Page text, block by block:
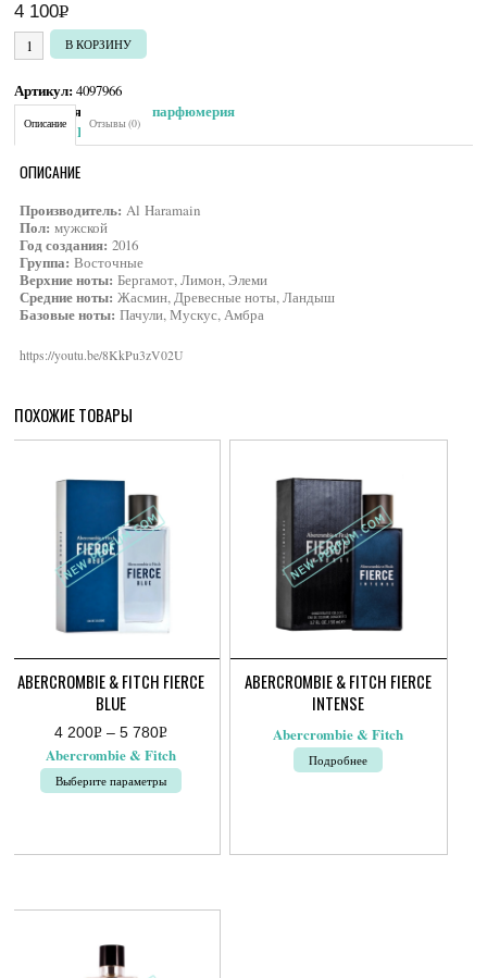
4 100Р
УБ.
Количество товара Al Haramain L`aventure
В КОРЗИНУ
Артикул:4097966
Категория:
Мужская парфюмерия
Brand:Al Haramain
Описание Отзывы (0)
ОПИСАНИЕ
Производитель: Al Haramain
Пол: мужской
Год создания: 2016
Группа: Восточные
Верхние ноты: Бергамот, Лимон, Элеми
Средние ноты: Жасмин, Древесные ноты, Ландыш
Базовые ноты:Пачули, Мускус, Амбра
https://youtu.be/8KkPu3zV02U
ПОХОЖИЕ ТОВАРЫ
ABERCROMBIE & FITCH FIERCE
BLUE
4 200Р
УБ.
– 5 780Р
УБ.
Диапазон
200руб.
Abercrombie & Fitch
Выберите параметры
имеет
Опции
ABERCROMBIE & FITCH FIERCE
INTENSE
Abercrombie & Fitch
Подробнее